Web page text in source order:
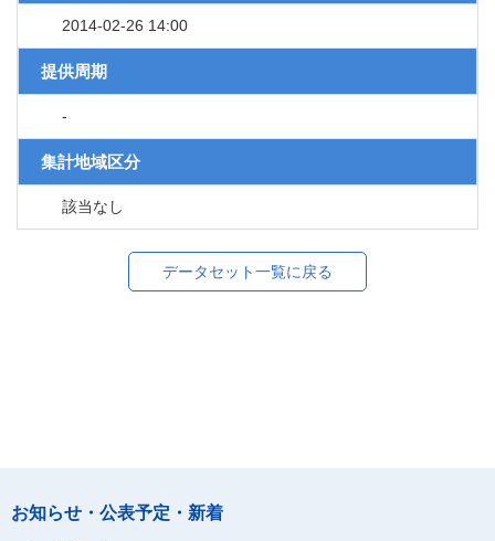
2014-02-26 14:00
提供周期
-
集計地域区分
該当なし
データセット一覧に戻る
お知らせ・公表予定・新着